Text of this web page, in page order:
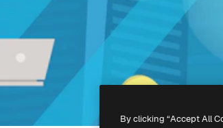
By clicking “Accept All